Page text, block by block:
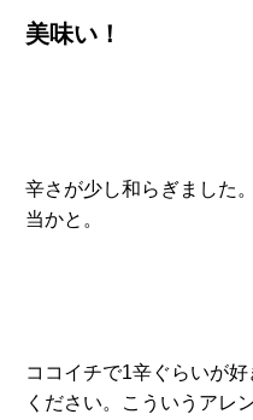
美味い！
辛さが少し和らぎました
当かと。
ココイチで1辛ぐらいが
ください。こういうアレ